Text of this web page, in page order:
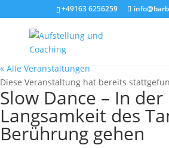
+49163 6256259
« Alle Veranstaltungen
Diese Veranstaltung hat bereits
Slow Dance – In der
Langsamkeit des
Berührung gehen